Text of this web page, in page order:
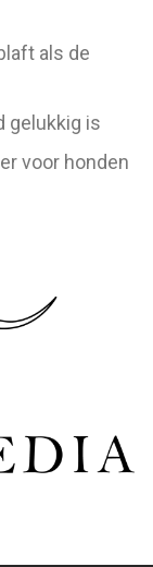
als de
gelukkig is
voor honden